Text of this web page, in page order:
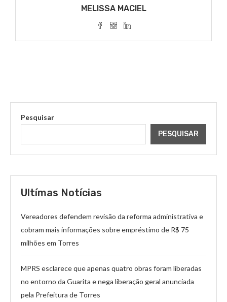
MELISSA MACIEL
Pesquisar
PESQUISAR
Ultímas Notícias
Vereadores defendem revisão da reforma administrativa e
cobram mais informações sobre empréstimo de R$ 75
milhões em Torres
MPRS esclarece que apenas quatro obras foram liberadas
no entorno da Guarita e nega liberação geral anunciada
pela Prefeitura de Torres